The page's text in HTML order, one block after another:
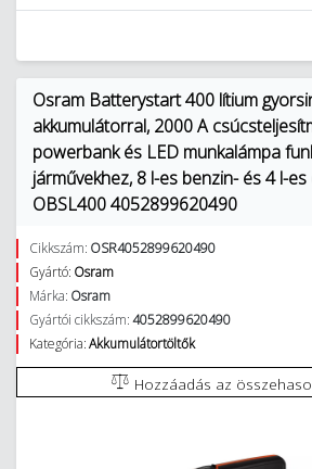
Osram Batterystart 400 lítium
akkumulátorral, 2000 A
powerbank és LED munkalámpa
járművekhez, 8 l-es benzin- és 4 l-
OBSL400 4052899620490
Cikkszám: OSR4052899620490
Gyártó: Osram
Márka: Osram
Gyártói cikkszám:4052899620490
Kategória:Akkumulátortöltők
Hozzáadás az